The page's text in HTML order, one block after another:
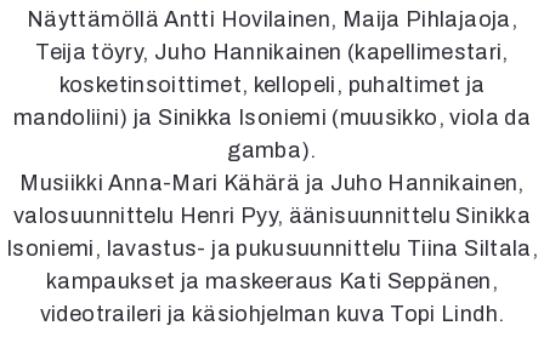
Kuvataide
Kirjat
In English
Esitystaide
Arkisto
Lehdet
4/2026
2–3/2026
1/2026
6/2025
Näyttämöllä Antti Hovilainen, Maija Pihlajaoja,
Teija töyry, Juho Hannikainen (kapellimestari,
kosketinsoittimet, kellopeli, puhaltimet ja
mandoliini) ja Sinikka Isoniemi (muusikko, viola da
gamba).
Musiikki Anna-Mari Kähärä ja Juho Hannikainen,
valosuunnittelu Henri Pyy, äänisuunnittelu Sinikka
Isoniemi, lavastus- ja pukusuunnittelu Tiina Siltala,
kampaukset ja maskeeraus Kati Seppänen,
videotraileri ja käsiohjelman kuva Topi Lindh.